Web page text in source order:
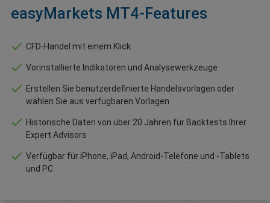
easyMarkets MT4-Features
CFD-Handel mit einem Klick
Vorinstallierte Indikatoren und Analysewerkzeuge
Erstellen Sie benutzerdefinierte Handelsvorlagen oder
wählen Sie aus verfügbaren Vorlagen
Historische Daten von über 20 Jahren für Backtests Ihrer
Expert Advisors
Verfügbar für iPhone, iPad, Android-Telefone und -Tablets
und PC